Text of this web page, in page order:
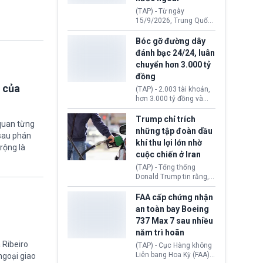
của
từng
phán
là
giao
đến ổ dịch Salmonella
khiến ít nhất 110 người
mắc bệnh tại bang
Minnesota.
(TAP) - Từ ngày
15/9/2026, Trung Quốc
áp dụng quy định mới về
quản lý xuất nhập cảnh.
Một hành vi vi phạm giấy
tờ, xuất nhập cảnh trái
phép hay liên quan kiểm
soát công nghệ có thể
khiến công dân Trung
Quốc đối mặt lệnh cấm
xuất cảnh kéo dài tới 3
năm. Trong khi đó, người
nước ngoài sử dụng giấy
tờ giả có nguy cơ bị từ
chối nhập cảnh hoặc
cấm vào Trung Quốc tới
5 năm.
Bóc gỡ đường dây
đánh bạc 24/24, luân
chuyển hơn 3.000 tỷ
đồng
(TAP) - 2.003 tài khoản,
hơn 3.000 tỷ đồng và
một đường dây đánh
bạc xuyên quốc gia vận
hành 24/24 giờ vừa bị
Công an TP. Hải Phòng
(Việt Nam) bóc gỡ.
Trump chỉ trích
những tập đoàn dầu
khí thu lợi lớn nhờ
cuộc chiến ở Iran
(TAP) - Tổng thống
Donald Trump tin rằng, 2
tập đoàn dầu khí
ExxonMobil và Chevron
đã thu về lợi nhuận quá
lớn nhờ giá dầu tăng
mạnh suốt thời gian Hoa
Kỳ xảy ra xung đột ở
Iran. Trên cơ sở đó, lãnh
đạo Nhà Trắng kêu gọi
các doanh nghiệp cần
FAA cấp chứng nhận
an toàn bay Boeing
737 Max 7 sau nhiều
năm trì hoãn
(TAP) - Cục Hàng không
Liên bang Hoa Kỳ (FAA)